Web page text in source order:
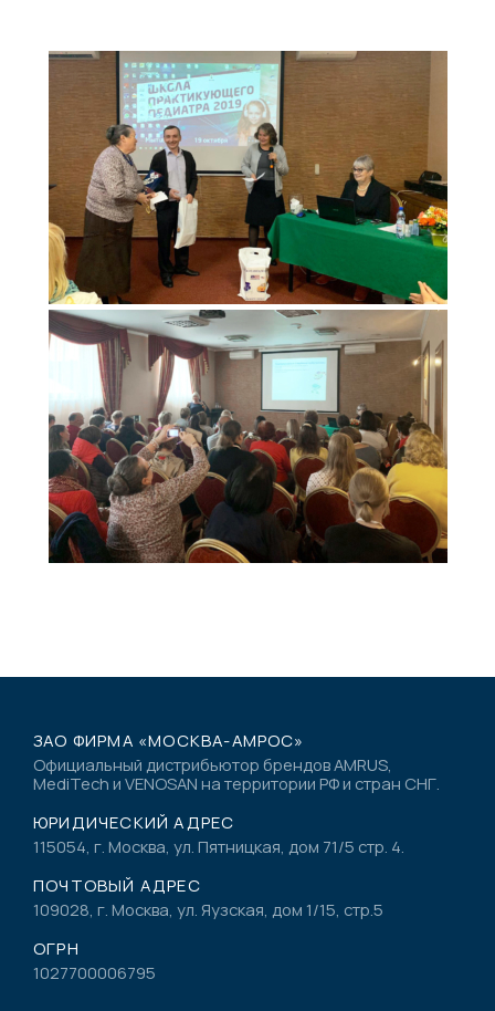
ЗАО ФИРМА «МОСКВА-АМРОС»
Официальный дистрибьютор брендов AMRUS,
MediTech и VENOSAN на территории РФ и стран СНГ.
ЮРИДИЧЕСКИЙ АДРЕС
115054, г. Москва, ул. Пятницкая, дом 71/5 стр. 4.
ПОЧТОВЫЙ АДРЕС
109028, г. Москва, ул. Яузская, дом 1/15, стр.5
ОГРН
1027700006795